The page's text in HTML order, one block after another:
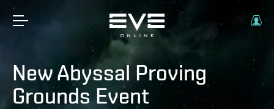
New Abyssal Proving
Grounds Event